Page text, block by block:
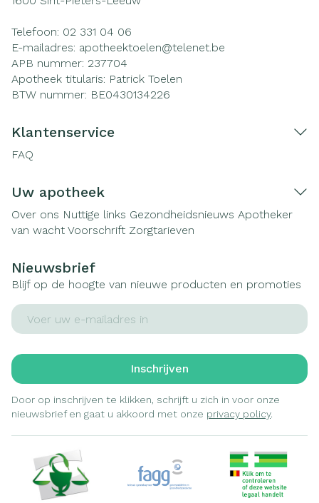
Telefoon: 02 331 04 06
E-mailadres: apotheektoelen@telenet.be
APB nummer: 237704
Apotheek titularis: Patrick Toelen
BTW nummer: BE0430134226
Klantenservice
FAQ
Uw apotheek
Over ons Nuttige links Gezondheidsnieuws Apotheker
van wacht Voorschrift Zorgtarieven
Nieuwsbrief
Blijf op de hoogte van nieuwe producten en promoties
E-mail adres
Inschrijven
Door op inschrijven te klikken, schrijft u zich in voor onze
nieuwsbrief en gaat u akkoord met onze privacy policy.